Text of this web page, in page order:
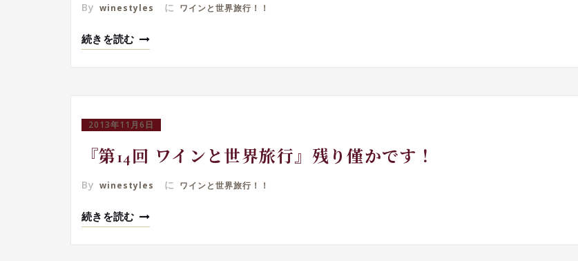
By winestyles に ワインと世界旅行！！
続きを読む
2013年11月6日
『第14回 ワインと世界旅行』残り僅かです！
By winestyles に ワインと世界旅行！！
続きを読む